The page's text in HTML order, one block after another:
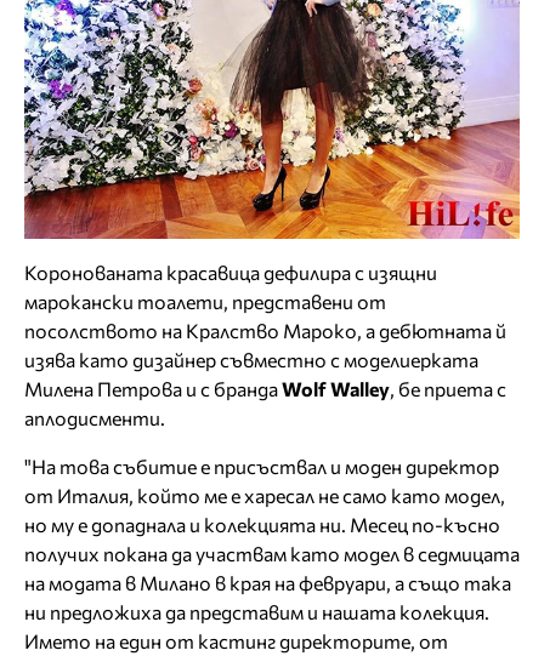
Коронованата красавица дефилира с изящни
марокански тоалети, представени от
посолството на Кралство Мароко, а дебютната й
изява като дизайнер съвместно с моделиерката
Милена Петрова и с брандаWolf Walley , бе приета с
аплодисменти.
"На това събитие е присъствал и моден директор
от Италия, който ме е харесал не само като модел,
но му е допаднала и колекцията ни. Месец по-късно
получих покана да участвам като модел в седмицата
на модата в Милано в края на февруари, а също така
ни предложиха да представим и нашата колекция.
Името на един от кастинг директорите, от